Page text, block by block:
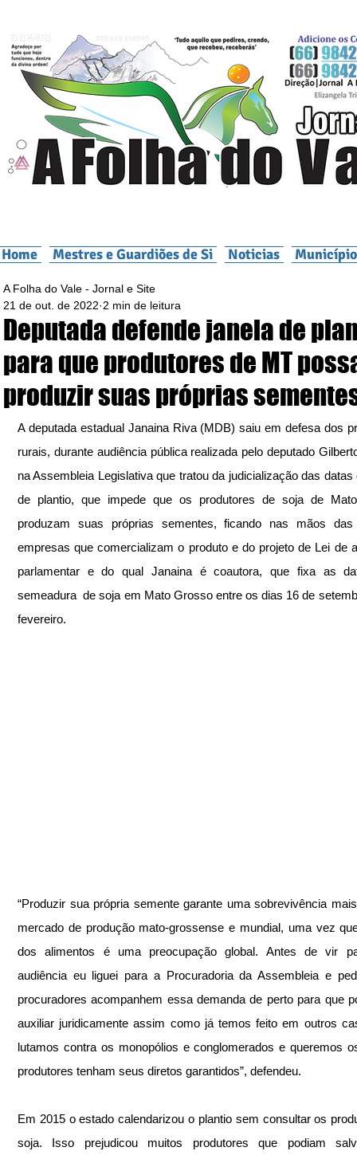
Home Mestres e Guardiões de Si Noticias
Deputada defende janela de
para que produtores de MT
produzir suas próprias
A Folha do Vale - Jornal e Site
21 de out. de 2022 2 min de leitura
A deputada estadual Janaina Riva (MDB) saiu em defesa dos
rurais, durante audiência pública realizada pelo deputado
na Assembleia Legislativa que tratou da judicialização das datas
de plantio, que impede que os produtores de soja de
produzam suas próprias sementes, ficando nas mãos das
empresas que comercializam o produto e do projeto de Lei de
parlamentar e do qual Janaina é coautora, que fixa as
semeadura  de soja em Mato Grosso entre os dias 16 de
fevereiro.
“Produzir sua própria semente garante uma sobrevivência
mercado de produção mato-grossense e mundial, uma vez
dos alimentos é uma preocupação global. Antes de vir
audiência eu liguei para a Procuradoria da Assembleia e
procuradores acompanhem essa demanda de perto para que
auxiliar juridicamente assim como já temos feito em outros
lutamos contra os monopólios e conglomerados e queremos
produtores tenham seus diretos garantidos”, defendeu.
Em 2015 o estado calendarizou o plantio sem consultar os
soja. Isso prejudicou muitos produtores que podiam